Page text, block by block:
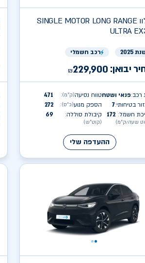
SINGLE MOTOR LONG RANGE
ULTRA
2025 רכב חשמלי
יבואן: ₪229,900
רכב:פנאי ושטח
בטיחותי:
7
חשמל:
שעה/ק״מ)
172
טווח נסיעה(ק״מ):
471
הספק מנוע(כ״ס):
272
קיבולת סוללה:
(קוט״ש)
69
ההעדפה שלי